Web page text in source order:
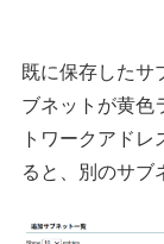
既に保存したサ
ブネットが黄色
トワークアドレ
ると、別のサブ